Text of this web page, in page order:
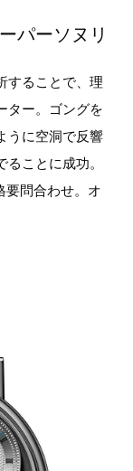
パーソヌリ
することで、理
ター。ゴングを
うに空洞で反響
ことに成功。
問合わせ。オ